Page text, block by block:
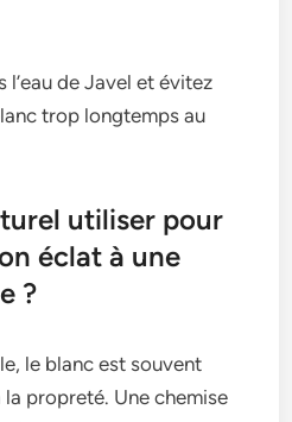
l’eau de Javel et évitez
trop longtemps au
utiliser pour
éclat à une
?
le blanc e­st souvent
propre­té. Une chemise